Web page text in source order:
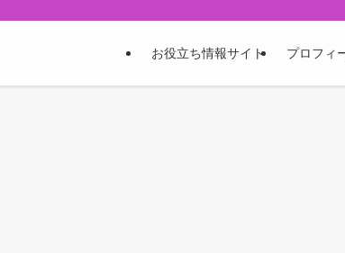
お役立ち情報サイト プロフィ